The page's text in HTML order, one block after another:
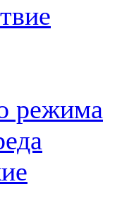
режима